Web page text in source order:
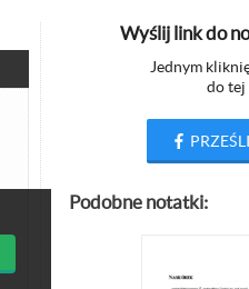
Wyślij link do
Jednym
do
Podobne notatki: